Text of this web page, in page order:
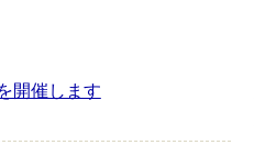
開催します